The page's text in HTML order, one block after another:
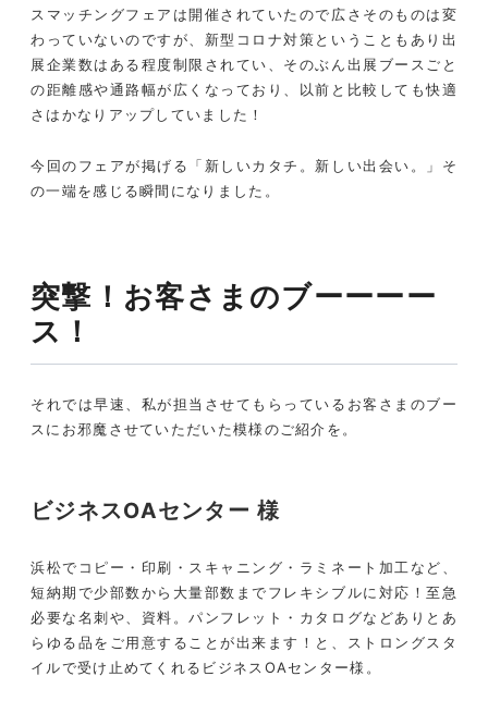
スマッチングフェアは開催されていたので広さそのものは変
わっていないのですが、新型コロナ対策ということもあり出
展企業数はある程度制限されてい、そのぶん出展ブースごと
の距離感や通路幅が広くなっており、以前と比較しても快適
さはかなりアップしていました！
今回のフェアが掲げる「新しいカタチ。新しい出会い。」そ
の一端を感じる瞬間になりました。
突撃！お客さまのブーーーー
ス！
それでは早速、私が担当させてもらっているお客さまのブー
スにお邪魔させていただいた模様のご紹介を。
ビジネスOAセンター 様
浜松でコピー・印刷・スキャニング・ラミネート加工など、
短納期で少部数から大量部数までフレキシブルに対応！至急
必要な名刺や、資料。パンフレット・カタログなどありとあ
らゆる品をご用意することが出来ます！と、ストロングスタ
イルで受け止めてくれるビジネスOAセンター様。